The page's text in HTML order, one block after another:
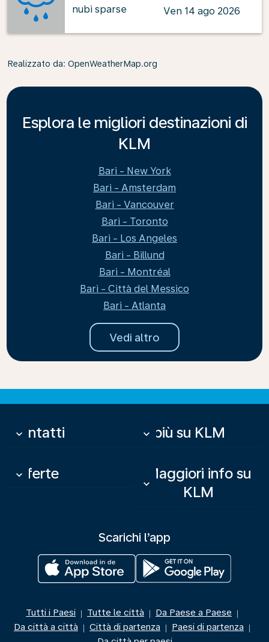
nubi sparse
Ven 14 ago 2026
Realizzato da: OpenWeatherMap.org
Esplora le migliori destinazioni di
KLM
Bari - New York
Bari - Amsterdam
Bari - Vancouver
Bari - Toronto
Bari - Los Angeles
Bari - Billund
Bari - Montréal
Bari - Città del Messico
Bari - Atlanta
Vedi altro
Contatti
keyboard_arrow_down Di più su KLM
keyboard_arrow_down
Offerte
keyboard_arrow_down
Maggiori info su
KLM
keyboard_arrow_down
Scarichi l’app
Tutti i Paesi | Tutte le città | Da Paese a Paese |
Da città a città | Città di partenza | Paesi di partenza |